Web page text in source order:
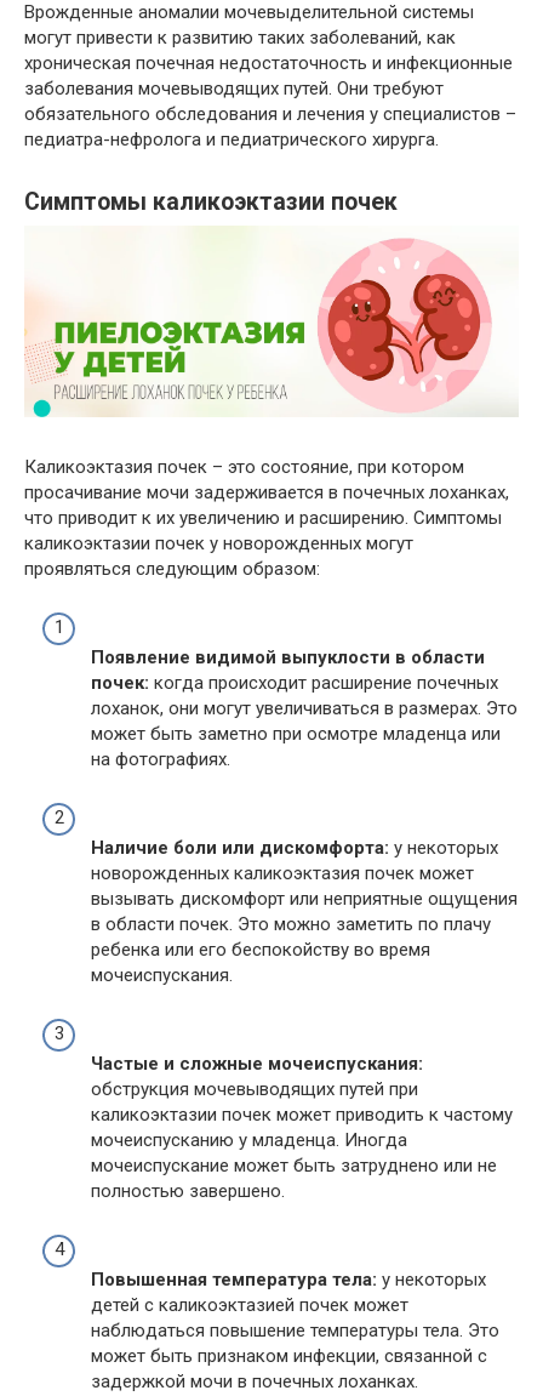
Врожденные аномалии мочевыделительной системы
могут привести к развитию таких заболеваний, как
хроническая почечная недостаточность и инфекционные
заболевания мочевыводящих путей. Они требуют
обязательного обследования и лечения у специалистов –
педиатра-нефролога и педиатрического хирурга.
Симптомы каликоэктазии почек
Каликоэктазия почек – это состояние, при котором
просачивание мочи задерживается в почечных лоханках,
что приводит к их увеличению и расширению. Симптомы
каликоэктазии почек у новорожденных могут
проявляться следующим образом:
Появление видимой выпуклости в области
почек: когда происходит расширение почечных
лоханок, они могут увеличиваться в размерах. Это
может быть заметно при осмотре младенца или
на фотографиях.
Наличие боли или дискомфорта: у некоторых
новорожденных каликоэктазия почек может
вызывать дискомфорт или неприятные ощущения
в области почек. Это можно заметить по плачу
ребенка или его беспокойству во время
мочеиспускания.
Частые и сложные мочеиспускания:
обструкция мочевыводящих путей при
каликоэктазии почек может приводить к частому
мочеиспусканию у младенца. Иногда
мочеиспускание может быть затруднено или не
полностью завершено.
Повышенная температура тела: у некоторых
детей с каликоэктазией почек может
наблюдаться повышение температуры тела. Это
может быть признаком инфекции, связанной с
задержкой мочи в почечных лоханках.